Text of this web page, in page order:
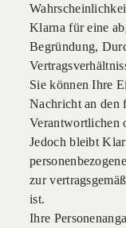
Klarna für eine
Begründung,
Sie können Ihre
Nachricht an den
Verantwortlichen
Jedoch bleibt
zur
ist.
Ihre